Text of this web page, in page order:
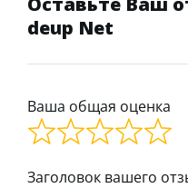
deup Net
Ваша общая оценка
Заголовок вашего